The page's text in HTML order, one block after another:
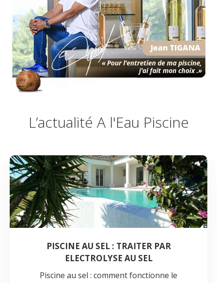
L’actualité A l'Eau Piscine
PISCINE AU SEL : TRAITER PAR
ELECTROLYSE AU SEL
Piscine au sel : comment fonctionne le